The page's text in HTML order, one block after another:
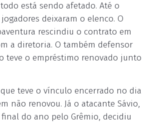
está sendo afetado. Até o
deixaram o elenco. O
rescindiu o contrato em
a diretoria. O também defensor
teve o empréstimo renovado junto
teve o vínculo encerrado no dia
não renovou. Já o atacante Sávio,
do ano pelo Grêmio, decidiu